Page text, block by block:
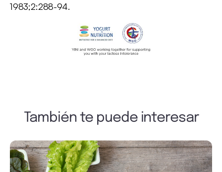
1983;2:288-94.
También te puede interesar